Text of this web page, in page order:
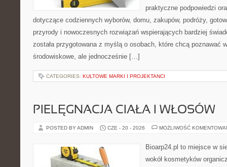
praktyczne podpowiedzi
dotyczące codziennych wyborów, domu, zakupów, podróży,
przyrody i nowoczesnych rozwiązań wspierających bardziej
została przygotowana z myślą o osobach, które chcą poznawać
środowiskowe, ale jednocześnie […]
CATEGORIES: KULTOWE MARKI I PROJEKTANCI
PIELĘGNACJA CIAŁA I WŁOSÓW
POSTED BY ADMIN CZE - 20 - 2026 MOŻLIWOŚĆ
Bioarp24.pl to miejsce w
wokół kosmetyków